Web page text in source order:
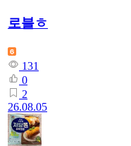
로블ㅎ
131
0
2
26.08.05